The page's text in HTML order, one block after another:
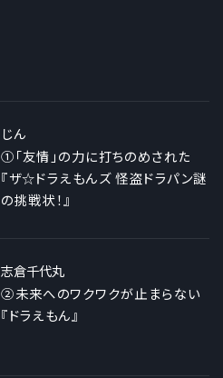
じん
①「友情」の力に打ちのめされた
『ザ☆ドラえもんズ 怪盗ドラパン謎
の挑戦状！』
志倉千代丸
②未来へのワクワクが止まらない
『ドラえもん』